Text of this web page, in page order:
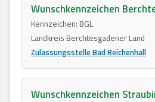
Wunschkennzeichen
Kennzeichen: BGL
Landkreis Berchtesgadener Land
Zulassungsstelle Bad Reichenhall
Wunschkennzeichen